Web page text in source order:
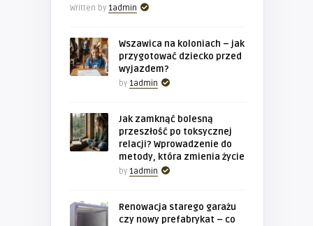
Written by 1admin
Wszawica na koloniach – jak
przygotować dziecko przed
wyjazdem?
by 1admin
Jak zamknąć bolesną
przeszłość po toksycznej
relacji? Wprowadzenie do
metody, która zmienia życie
by 1admin
Renowacja starego garażu
czy nowy prefabrykat – co